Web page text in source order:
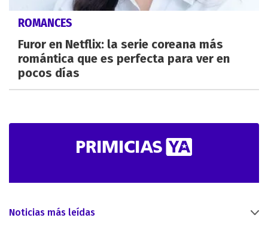
ROMANCES
Furor en Netflix: la serie coreana más
romántica que es perfecta para ver en
pocos días
Noticias más leídas